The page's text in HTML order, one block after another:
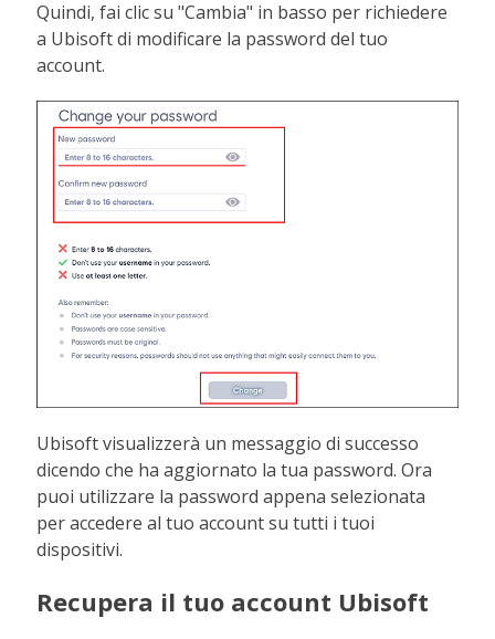
Quindi, fai clic su "Cambia" in basso per richiedere
a Ubisoft di modificare la password del tuo
account.
Ubisoft visualizzerà un messaggio di successo
dicendo che ha aggiornato la tua password. Ora
puoi utilizzare la password appena selezionata
per accedere al tuo account su tutti i tuoi
dispositivi.
Recupera il tuo account Ubisoft